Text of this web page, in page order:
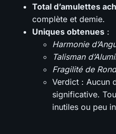
Total d’amulettes
complète et demie.
Uniques obtenues :
Harmonie
Talisman
Fragilité de
Verdict : Aucun
significative.
inutiles ou peu